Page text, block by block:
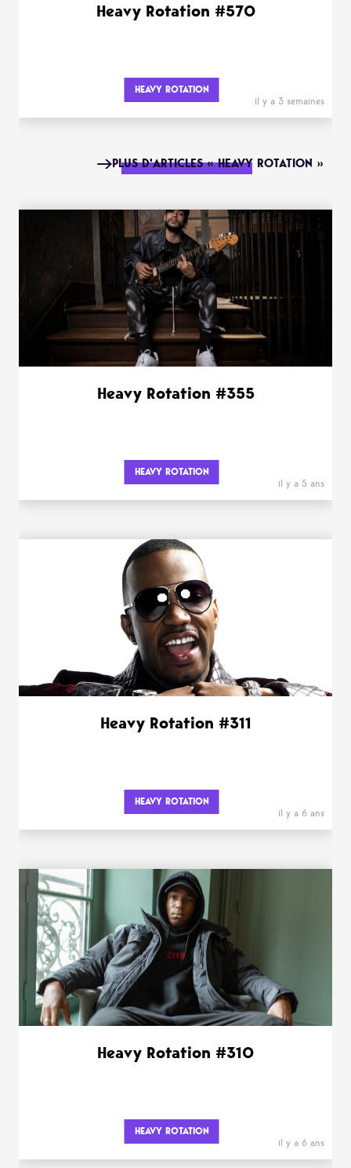
Heavy Rotation #570
HEAVY ROTATION
il y a 3 semaines
PLUS D'ARTICLES « HEAVY ROTATION »
Heavy Rotation #355
HEAVY ROTATION
il y a 5 ans
Heavy Rotation #311
HEAVY ROTATION
il y a 6 ans
Heavy Rotation #310
HEAVY ROTATION
il y a 6 ans